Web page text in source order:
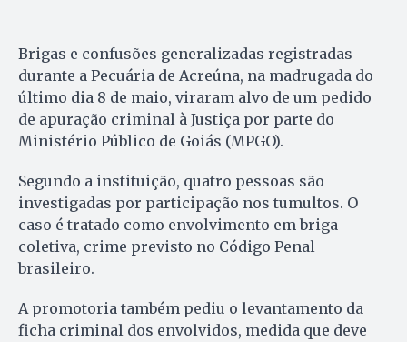
Brigas e confusões generalizadas registradas
durante a Pecuária de Acreúna, na madrugada do
último dia 8 de maio, viraram alvo de um pedido
de apuração criminal à Justiça por parte do
Ministério Público de Goiás (MPGO).
Segundo a instituição, quatro pessoas são
investigadas por participação nos tumultos. O
caso é tratado como envolvimento em briga
coletiva, crime previsto no Código Penal
brasileiro.
A promotoria também pediu o levantamento da
ficha criminal dos envolvidos, medida que deve